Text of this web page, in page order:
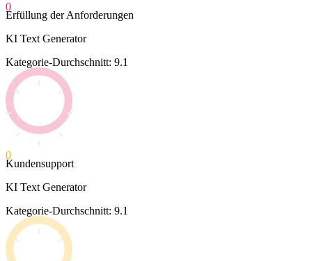
0
Erfüllung der Anforderungen
KI Text Generator
Kategorie-Durchschnitt: 9.1
0
Kundensupport
KI Text Generator
Kategorie-Durchschnitt: 9.1